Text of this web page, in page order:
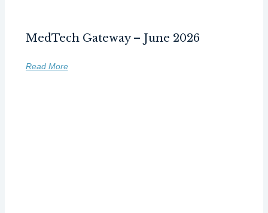
MedTech Gateway – June 2026
Read More